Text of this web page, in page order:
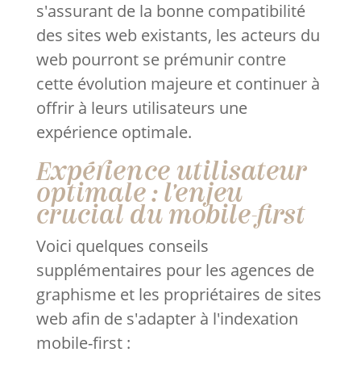
s'assurant de la bonne compatibilité
des sites web existants, les acteurs du
web pourront se prémunir contre
cette évolution majeure et continuer à
offrir à leurs utilisateurs une
expérience optimale.
Expérience utilisateur
optimale : l'enjeu
crucial du mobile-first
Voici quelques conseils
supplémentaires pour les agences de
graphisme et les propriétaires de sites
web afin de s'adapter à l'indexation
mobile-first :